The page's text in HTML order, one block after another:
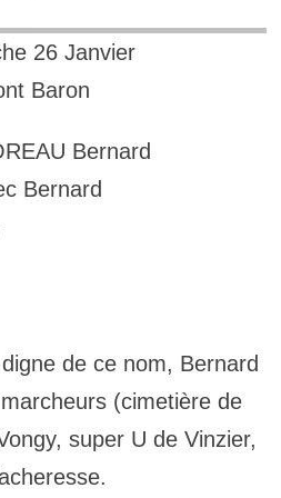
26 Janvier
Baron
Bernard
Bernard
de ce nom, Bernard
(cimetière de
super U de Vinzier,